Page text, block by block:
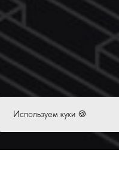
Используем куки 🍪